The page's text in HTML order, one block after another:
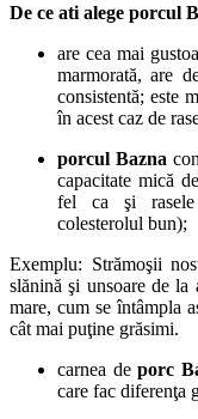
De ce ati alege porcul
are cea mai
marmorată, are
consistentă; este
în acest caz de
porcul Bazna
capacitate mică
fel ca şi rasele
colesterolul bun);
Exemplu: Strămoşii
slănină şi unsoare de la
mare, cum se întâmpla
cât mai puţine grăsimi.
carnea deporc
care fac diferenţa